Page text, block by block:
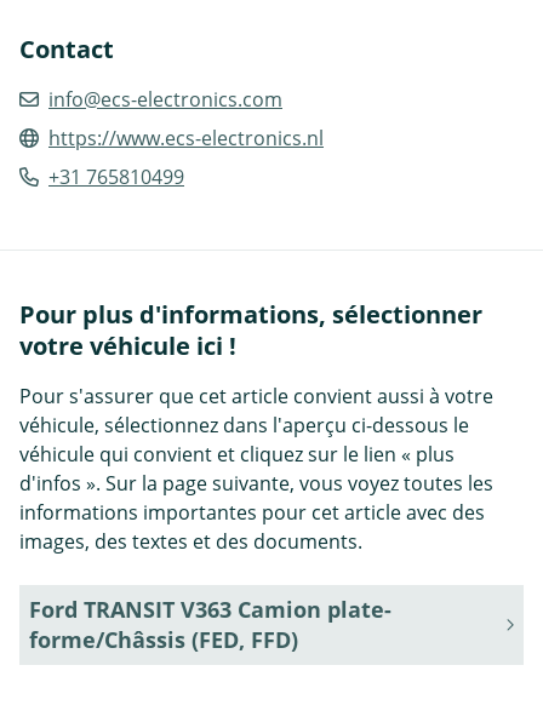
Contact
info@ecs-electronics.com
https://www.ecs-electronics.nl
+31 765810499
Pour plus d'informations, sélectionner
votre véhicule ici !
Pour s'assurer que cet article convient aussi à votre
véhicule, sélectionnez dans l'aperçu ci-dessous le
véhicule qui convient et cliquez sur le lien « plus
d'infos ». Sur la page suivante, vous voyez toutes les
informations importantes pour cet article avec des
images, des textes et des documents.
Ford TRANSIT V363 Camion plate-
forme/Châssis (FED, FFD)